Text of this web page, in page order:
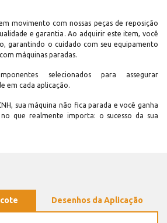
movimento com nossas peças de reposição
e garantia. Ao adquirir este item, você
garantindo o cuidado com seu equipamento
máquinas paradas.
selecionados para assegurar
em cada aplicação.
sua máquina não fica parada e você ganha
que realmente importa: o sucesso da sua
Desenhos da Aplicação